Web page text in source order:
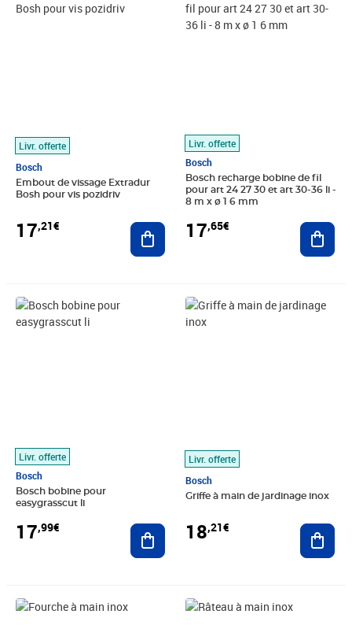
Livr. offerte
Bosch
Embout de vissage Extradur
Bosh pour vis pozidriv
17,21€ Ajouter au panier
Livr. offerte
Bosch
Bosch recharge bobine de fil
pour art 24 27 30 et art 30-36 li -
8 m x ø 1 6 mm
17,65€
Livr. offerte
Bosch
Bosch bobine pour
easygrasscut li
17,99€
Prix 17,99€
Ajouter au panier
Livr. offerte
Bosch
Griffe à main de jardinage inox
18,21€
Prix 18,21€
Prix barré 51,99€
Prix 18,21€ Prix 18,56€